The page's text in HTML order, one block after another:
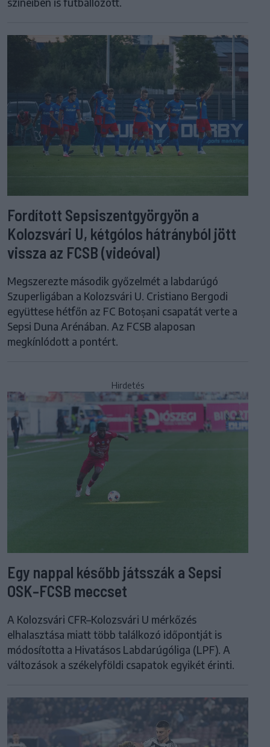
Fordított Sepsiszentgyörgyön a
Kolozsvári U, kétgólos hátrányból jött
vissza az FCSB (videóval)
Megszerezte második győzelmét a labdarúgó
Szuperligában a Kolozsvári U. Cristiano Bergodi
együttese hétfőn az FC Botoșani csapatát verte a
Sepsi Duna Arénában. Az FCSB alaposan
megkínlódott a pontért.
Hirdetés
Egy nappal később játsszák a Sepsi
OSK–FCSB meccset
A Kolozsvári CFR–Kolozsvári U mérkőzés
elhalasztása miatt több találkozó időpontját is
módosította a Hivatásos Labdarúgóliga (LPF). A
változások a székelyföldi csapatok egyikét érinti.